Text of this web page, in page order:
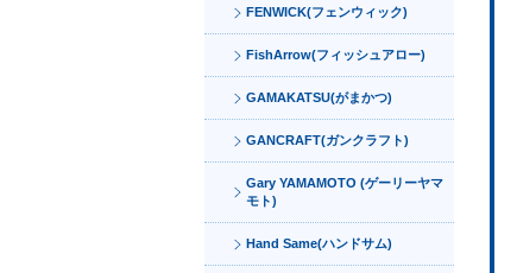
FENWICK(フェンウィック)
FishArrow(フィッシュアロー)
GAMAKATSU(がまかつ)
GANCRAFT(ガンクラフト)
Gary YAMAMOTO (ゲーリーヤマ
モト)
Hand Same(ハンドサム)